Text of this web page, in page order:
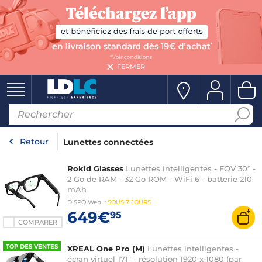
FERMER
Retour Lunettes connectées
COMPARER
Rokid Glasses Lunettes intelligentes - FOV 30° -
2 Go de RAM - 32 Go ROM - WiFi 6 - batterie 210
mAh
DISPO Web : SOUS 7 JOURS
649€95
TOP DES VENTES XREAL One Pro (M) Lunettes intelligentes -
écran virtuel 171" - résolution 1920 x 1080 (par